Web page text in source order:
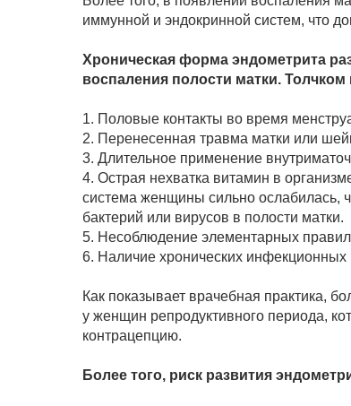
иммунной и эндокринной систем, что
Хроническая форма эндометрита
воспаления полости матки. Толчком
1. Половые контакты во время
2. Перенесенная травма матки или
3. Длительное применение
4. Острая нехватка витамин в
система женщины сильно ослабилась,
бактерий или вирусов в полости матки.
5. Несоблюдение элементарных
6. Наличие хронических инфекционных
Как показывает врачебная практика,
у женщин репродуктивного периода,
контрацепцию.
Более того, риск развития